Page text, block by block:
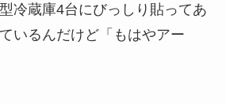
冷蔵庫4台にびっしり貼ってあ
いるんだけど「もはやアー